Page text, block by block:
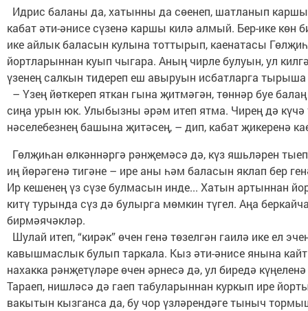
Идрис баланы да, хатынны да сөенеп, шатланып
кабат әти-әнисе сүзенә каршы килә алмый. Бер-ике көн
ике айлык баласын кулына тоттырып, каенатасы
йортларыннан куып чыгара. Аның чирле булуын, ул
үзенең салкын тидереп еш авыруын исбатларга
– Үзең йөткереп яткан гына җитмәгән, төннәр буе
сиңа урын юк. Улыбызны әрәм итеп ятма. Чирең дә күчә
нәселебезнең башына җитәсең, – дип, кабат җикеренә
Гөлҗиһан өлкәннәргә рәнҗемәсә дә, күз яшьләрен
иң йөрәгенә тигәне – ире аны һәм баласын яклап бер
Ир кешенең үз сүзе булмасын инде... Хатын артыннан
китү турында сүз дә булырга мөмкин түгел. Аңа
бирмәячәкләр.
Шулай итеп, “кирәк” өчен генә төзелгән гаилә ике ел
кавышмаслык булып таркала. Кыз әти-әнисе янына
нахакка рәнҗетүләре өчен әрнесә дә, ул биредә
Тараеп, нишләсә дә гаеп табуларыннан куркып ире
вакытын кызганса да, бу чор үзләрендәге тыныч